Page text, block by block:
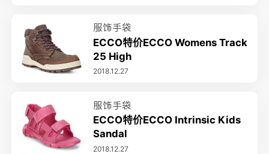
服饰手袋
ECCO特价ECCO Womens Track
25 High
2018.12.27
服饰手袋
ECCO特价ECCO Intrinsic Kids
Sandal
2018.12.27